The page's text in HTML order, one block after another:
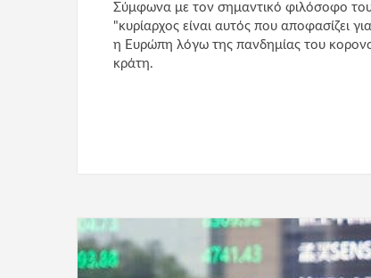
Σύμφωνα με τον σημαντικό φιλόσοφο του
"κυρίαρχος είναι αυτός που αποφασίζει
η Ευρώπη λόγω της πανδημίας του
κράτη.